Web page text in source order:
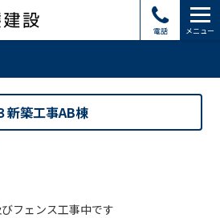
電話 メニュー
新築工事AB棟
フェンス工事中です